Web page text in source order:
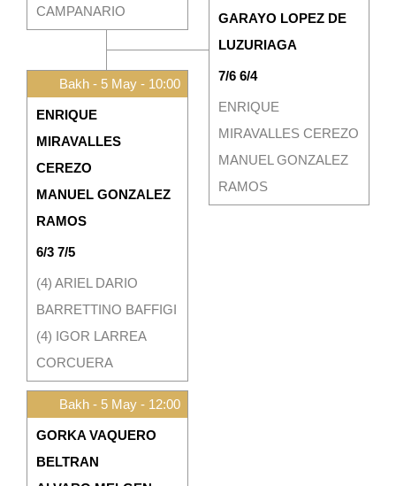
CAMPANARIO
GARAYO LOPEZ DE
LUZURIAGA
7/6 6/4
ENRIQUE
MIRAVALLES CEREZO
MANUEL GONZALEZ
RAMOS
Bakh - 5 May - 10:00
ENRIQUE
MIRAVALLES
CEREZO
MANUEL GONZALEZ
RAMOS
6/3 7/5
(4) ARIEL DARIO
BARRETTINO BAFFIGI
(4) IGOR LARREA
CORCUERA
Bakh - 5 May - 12:00
GORKA VAQUERO
BELTRAN